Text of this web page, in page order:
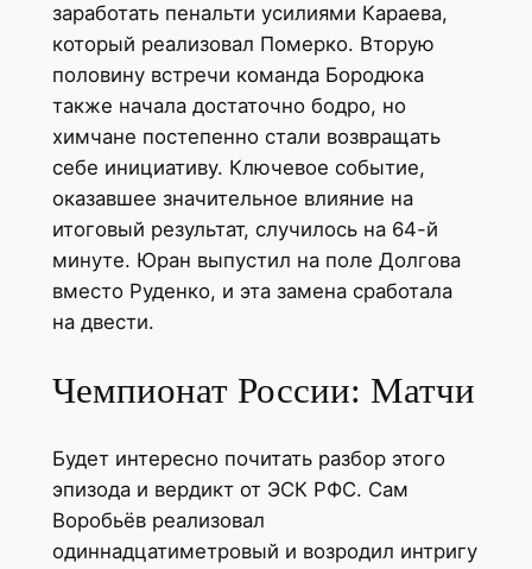
заработать пенальти усилиями Караева,
который реализовал Померко. Вторую
половину встречи команда Бородюка
также начала достаточно бодро, но
химчане постепенно стали возвращать
себе инициативу. Ключевое событие,
оказавшее значительное влияние на
итоговый результат, случилось на 64-й
минуте. Юран выпустил на поле Долгова
вместо Руденко, и эта замена сработала
на двести.
Чемпионат России: Матчи
Будет интересно почитать разбор этого
эпизода и вердикт от ЭСК РФС. Сам
Воробьёв реализовал
одиннадцатиметровый и возродил интригу